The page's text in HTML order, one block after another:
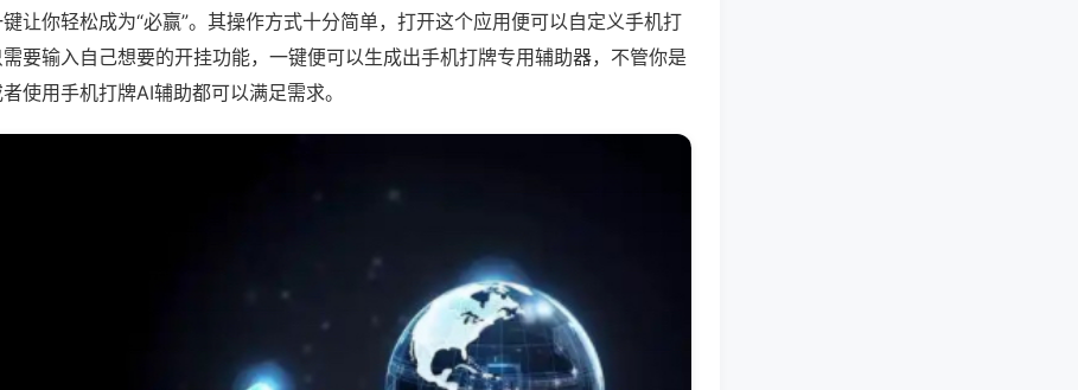
让你轻松成为“必赢”。其操作方式十分简单，打开这个应用便可以自定义手机打
要输入自己想要的开挂功能，一键便可以生成出手机打牌专用辅助器，不管你是
使用手机打牌AI辅助都可以满足需求。